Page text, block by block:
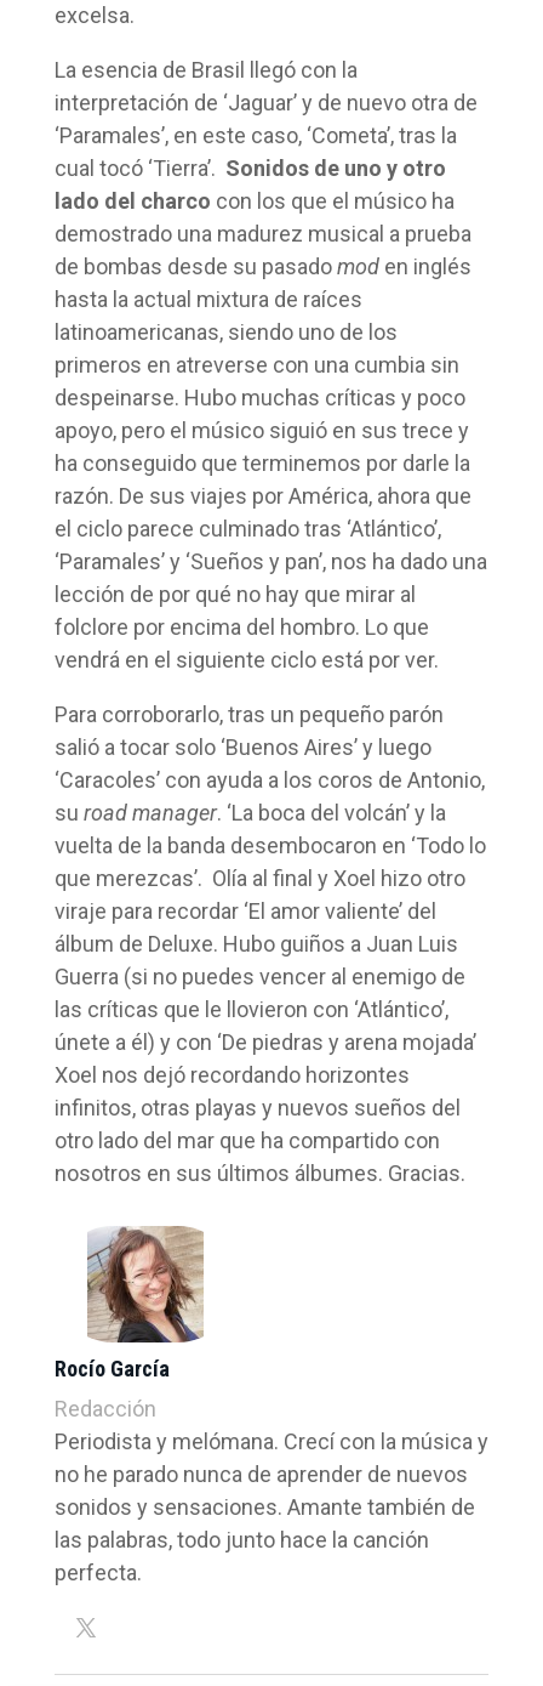
excelsa.
La esencia de Brasil llegó con la
interpretación de ‘Jaguar’ y de nuevo otra de
‘Paramales’, en este caso, ‘Cometa’, tras la
cual tocó ‘Tierra’. Sonidos de uno y otro
lado del charco con los que el músico ha
demostrado una madurez musical a prueba
de bombas desde su pasadomoden inglés
hasta la actual mixtura de raíces
latinoamericanas, siendo uno de los
primeros en atreverse con una cumbia sin
despeinarse. Hubo muchas críticas y poco
apoyo, pero el músico siguió en sus trece y
ha conseguido que terminemos por darle la
razón. De sus viajes por América, ahora que
el ciclo parece culminado tras ‘Atlántico’,
‘Paramales’ y ‘Sueños y pan’, nos ha dado una
lección de por qué no hay que mirar al
folclore por encima del hombro. Lo que
vendrá en el siguiente ciclo está por ver.
Para corroborarlo, tras un pequeño parón
salió a tocar solo ‘Buenos Aires’ y luego
‘Caracoles’ con ayuda a los coros de Antonio,
su road manager. ‘La boca del volcán’ y la
vuelta de la banda desembocaron en ‘Todo lo
que merezcas’. Olía al final y Xoel hizo otro
viraje para recordar ‘El amor valiente’ del
álbum de Deluxe. Hubo guiños a Juan Luis
Guerra (si no puedes vencer al enemigo de
las críticas que le llovieron con ‘Atlántico’,
únete a él) y con ‘De piedras y arena mojada’
Xoel nos dejó recordando horizontes
infinitos, otras playas y nuevos sueños del
otro lado del mar que ha compartido con
nosotros en sus últimos álbumes. Gracias.
Rocío García
Redacción
Periodista y melómana. Crecí con la música y
no he parado nunca de aprender de nuevos
sonidos y sensaciones. Amante también de
las palabras, todo junto hace la canción
perfecta.